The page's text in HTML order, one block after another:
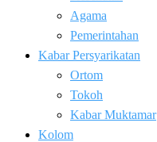
Agama
Pemerintahan
Kabar Persyarikatan
Ortom
Tokoh
Kabar Muktamar
Kolom